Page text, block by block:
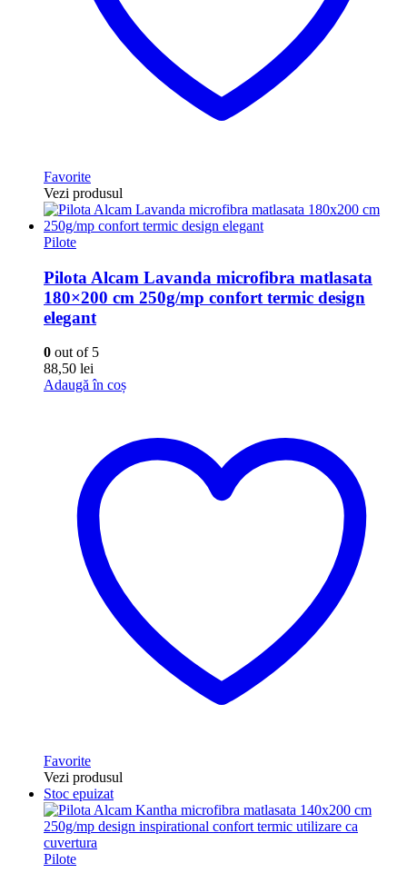
Favorite
Vezi produsul
Pilote
Pilota Alcam Lavanda microfibra matlasata
180×200 cm 250g/mp confort termic design
elegant
0 out of 5
88,50 lei
Adaugă în coș
Favorite
Vezi produsul
Stoc epuizat
Pilote